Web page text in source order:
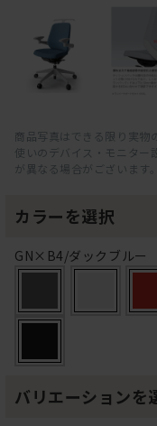
商品写真はできる限り実物
使いのデバイス・モニター
が異なる場合がございます。
カラーを選択
GN×B4/ダックブルー
バリエーションを